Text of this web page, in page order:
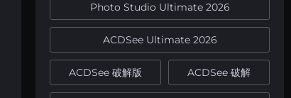
Photo Studio Ultimate 2026
ACDSee Ultimate 2026
ACDSee 破解版 ACDSee 破解